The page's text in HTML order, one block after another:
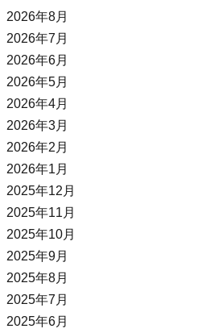
2026年8月
2026年7月
2026年6月
2026年5月
2026年4月
2026年3月
2026年2月
2026年1月
2025年12月
2025年11月
2025年10月
2025年9月
2025年8月
2025年7月
2025年6月